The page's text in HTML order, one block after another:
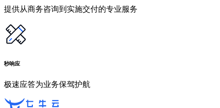
提供从商务咨询到实施交付的专业服务
秒响应
极速应答为业务保驾护航